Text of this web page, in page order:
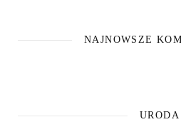
NAJNOWSZE
URODA